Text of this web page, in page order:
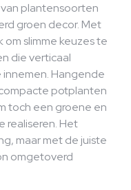
plantensoorten
groen decor. Met
slimme keuzes te
die verticaal
Hangende
potplanten
toch een groene en
realiseren. Het
maar met de juiste
omgetoverd